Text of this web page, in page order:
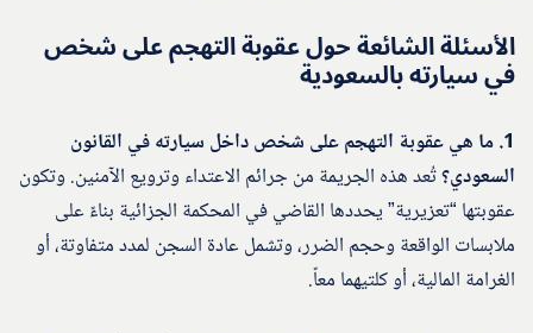
الأسئلة الشائعة حول عقوبة التهجم على شخص
في سيارته بالسعودية
1. ما هي عقوبة التهجم على شخص داخل سيارته في القانون
السعودي؟تُعد هذه الجريمة من جرائم الاعتداء وترويع الآمنين. وتكون
عقوبتها “تعزيرية” يحددها القاضي في المحكمة الجزائية بناءً على
ملابسات الواقعة وحجم الضرر، وتشمل عادة السجن لمدد متفاوتة، أو
الغرامة المالية، أو كلتيهما معاً.